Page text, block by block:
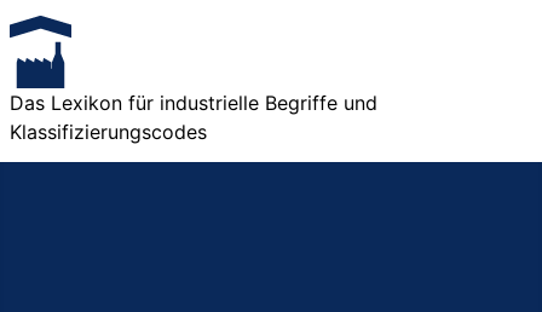
Das Lexikon für industrielle Begriffe und
Klassifizierungscodes